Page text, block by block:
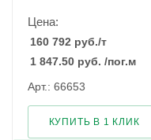
Цена:
160 792 руб./т
1 847.50 руб. /пог.м
Арт.: 66653
КУПИТЬ В 1 КЛИК